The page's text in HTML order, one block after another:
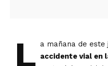
L a mañana de este
accidente vial en